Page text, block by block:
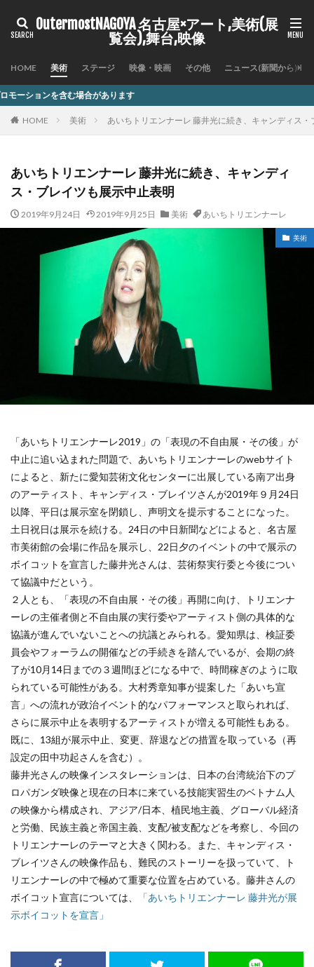
OutermostNAGOYA 名古屋×アート,美術(展
覧会),舞台,映像
HOME 美術 ステージ 映像・映画 その他 ニュース(新聞から)
あります
HOME 美術 あいちトリエンナーレ 藤井光に続き、キャンディス
あいちトリエンナーレ 藤井光に続き、キャンディ
ス・ブレイツも展示中止表明
2019年9月24日 2019年9月25日 美術 あいちトリエンナーレ
美術
「あいちトリエンナーレ2019」の「表現の不自由展・その後」が
中止に追い込まれた問題で、あいちトリエンナーレのwebサイト
によると、新たに愛知芸術文化センターに出展している南ア出身
のアーティスト、キャンディス・ブレイツさんが2019年９月24日
以降、平日は展示室を閉鎖し、声明文を提示することになった。
土日祝日は展示を続ける。24日の中日新聞などによると、名古屋
市美術館の会場に作品を展示し、22日夕のイベントの中で展示の
ボイコットを宣言した藤井光さんは、芸術祭実行委と今後につい
て協議中だという。
２人とも、「表現の不自由展・その後」再開に向け、トリエンナ
ーレの主催者側と不自由展の実行委やアーティスト側の具体的な
協議が進んでいないことへの抗議とみられる。愛知県は、検証委
員会やフォーラムの開催などの手続きを踏んでいるが、会期の終
了が10月14日までの３週間ほどになる中で、時間稼ぎのように取
られている可能性がある。大村秀章知事が提案した「あいち宣
言」への流れが政治イベント的なパフォーマンスと取られれば、
さらに展示中止を表明するアーティストが増える可能性もある。
既に、13組が展示中止、変更、辞退などの措置を取っている（再
設定の田中功起さんを含む）。
藤井光さんの映像インスタレーションは、日本の台湾統治下のプ
ロパガンダ映像と現在の日本に来ている技能実習生のベトナム人
の映像から構成され、アジア/日本、植民地主義、グローバル経済
と労働、民族主義と帝国主義、支配/被支配などを考察し、今回の
トリエンナーレのテーマと大きく関わる。また、キャンディス・
ブレイツさんの映像作品も、難民のストーリーを扱っていて、ト
リエンナーレの中で極めて重要な位置を占めている。藤井さんの
ボイコット宣言については、
「あいちトリエンナーレ 藤井光が展
示ボイコットを宣言」